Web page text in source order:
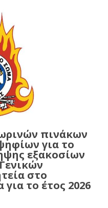
πινάκων
για το
εξακοσίων
στο
το έτος 2026